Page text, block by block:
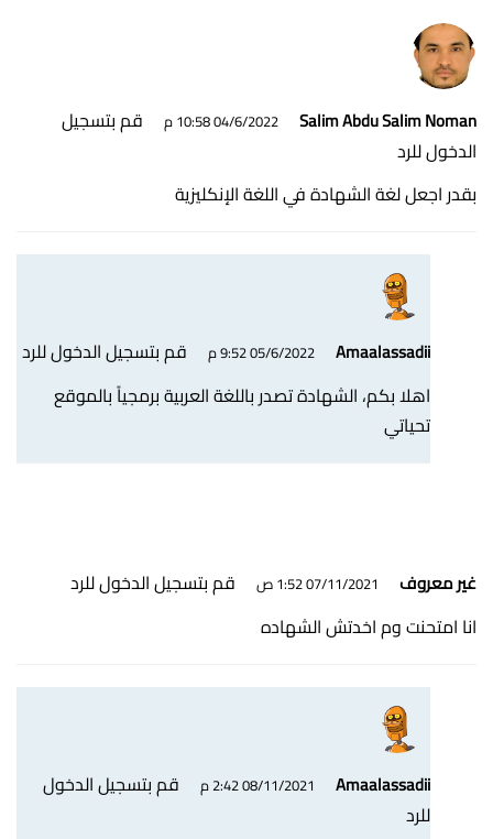
Salim Abdu Salim Noman 04/6/2022 10:58 م
قم بتسجيل
الدخول للرد
بقدر اجعل لغة الشهادة في اللغة الإنكليزية
Amaalassadii 05/6/2022 9:52 م
قم بتسجيل الدخول للرد
اهلا بكم، الشهادة تصدر باللغة العربية برمجياً بالموقع
تحياتي
غير معروف 07/11/2021 1:52 ص
قم بتسجيل الدخول للرد
انا امتحنت وم اخدتش الشهاده
Amaalassadii 08/11/2021 2:42 م
قم بتسجيل الدخول
للرد